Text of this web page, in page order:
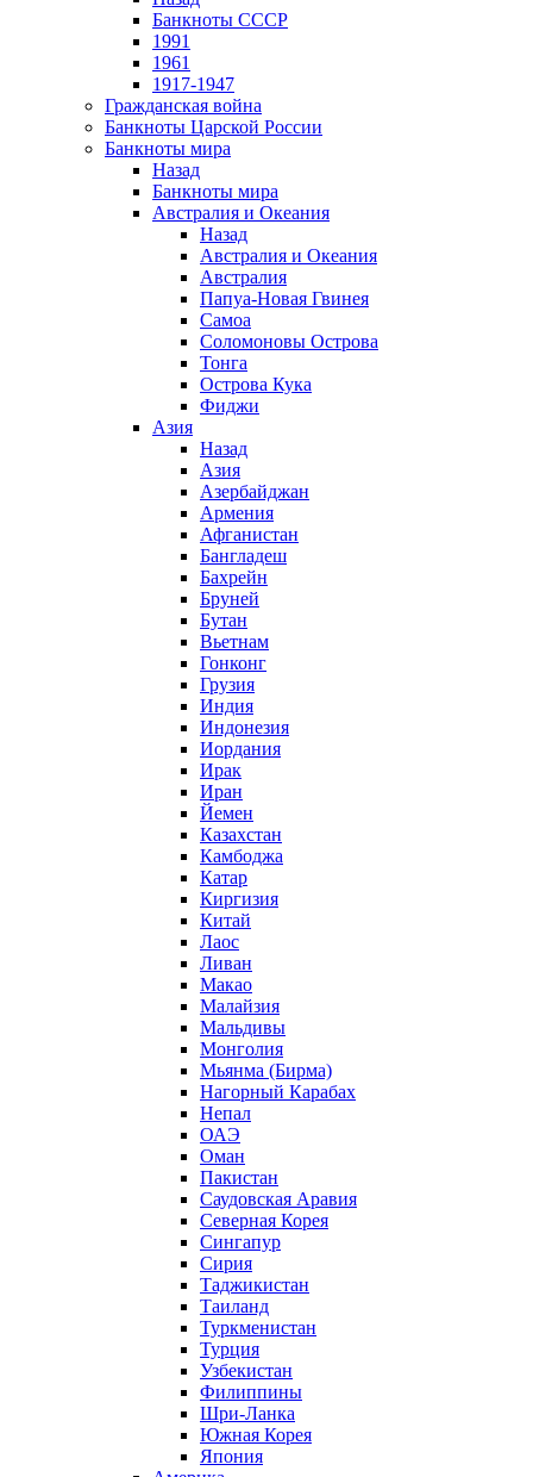
Банкноты СССР
1991
1961
1917-1947
Гражданская война
Банкноты Царской России
Банкноты мира
Назад
Банкноты мира
Австралия и Океания
Назад
Австралия и Океания
Австралия
Папуа-Новая Гвинея
Самоа
Соломоновы Острова
Тонга
Острова Кука
Фиджи
Азия
Назад
Азия
Азербайджан
Армения
Афганистан
Бангладеш
Бахрейн
Бруней
Бутан
Вьетнам
Гонконг
Грузия
Индия
Индонезия
Иордания
Ирак
Иран
Йемен
Казахстан
Камбоджа
Катар
Киргизия
Китай
Лаос
Ливан
Макао
Малайзия
Мальдивы
Монголия
Мьянма (Бирма)
Нагорный Карабах
Непал
ОАЭ
Оман
Пакистан
Саудовская Аравия
Северная Корея
Сингапур
Сирия
Таджикистан
Таиланд
Туркменистан
Турция
Узбекистан
Филиппины
Шри-Ланка
Южная Корея
Япония